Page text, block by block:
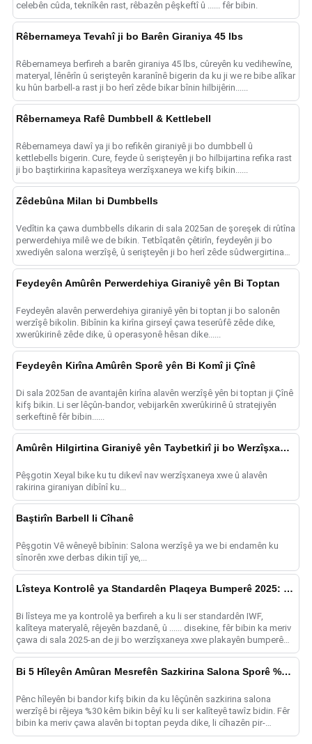
celebên cûda, teknîkên rast, rêbazên pêşkeftî û ...... fêr bibin.
Rêbernameya Tevahî ji bo Barên Giraniya 45 lbs
Rêbernameya berfireh a barên giraniya 45 lbs, cûreyên ku vedihewîne,
materyal, lênêrîn û serişteyên karanînê bigerin da ku ji we re bibe alîkar
ku hûn barbell-a rast ji bo herî zêde bikar bînin hilbijêrin......
Rêbernameya Rafê Dumbbell & Kettlebell
Rêbernameya dawî ya ji bo refikên giraniyê ji bo dumbbell û
kettlebells bigerin. Cure, feyde û serişteyên ji bo hilbijartina refika rast
ji bo baştirkirina kapasîteya werzîşxaneya we kifş bikin......
Zêdebûna Milan bi Dumbbells
Vedîtin ka çawa dumbbells dikarin di sala 2025an de şoreşek di rûtîna
perwerdehiya milê we de bikin. Tetbîqatên çêtirîn, feydeyên ji bo
xwediyên salona werzîşê, û serişteyên ji bo herî zêde sûdwergirtina
we bigerin......
Feydeyên Amûrên Perwerdehiya Giraniyê yên Bi Toptan
Feydeyên alavên perwerdehiya giraniyê yên bi toptan ji bo salonên
werzîşê bikolin. Bibînin ka kirîna girseyî çawa teserûfê zêde dike,
xwerûkirinê zêde dike, û operasyonê hêsan dike......
Feydeyên Kirîna Amûrên Sporê yên Bi Komî ji Çînê
Di sala 2025an de avantajên kirîna alavên werzîşê yên bi toptan ji Çînê
kifş bikin. Li ser lêçûn-bandor, vebijarkên xwerûkirinê û stratejiyên
serkeftinê fêr bibin......
Amûrên Hilgirtina Giraniyê yên Taybetkirî ji bo Werzîşxaneyan
Pêşgotin Xeyal bike ku tu dikevî nav werzîşxaneya xwe û alavên
rakirina giraniyan dibînî ku...
Baştirîn Barbell li Cîhanê
Pêşgotin Vê wêneyê bibînin: Salona werzîşê ya we bi endamên ku
sînorên xwe derbas dikin tijî ye,...
Lîsteya Kontrolê ya Standardên Plaqeya Bumperê 2025: Serişteyên Kalîteyê
Bi lîsteya me ya kontrolê ya berfireh a ku li ser standardên IWF,
kalîteya materyalê, rêjeyên bazdanê, û ...... disekine, fêr bibin ka meriv
çawa di sala 2025-an de ji bo werzîşxaneya xwe plakayên bumperê
yên çêtirîn hildibijêre.
Bi 5 Hîleyên Amûran Mesrefên Sazkirina Salona Sporê %30 Kêm Bikin
Pênc hîleyên bi bandor kifş bikin da ku lêçûnên sazkirina salona
werzîşê bi rêjeya %30 kêm bikin bêyî ku li ser kalîteyê tawîz bidin. Fêr
bibin ka meriv çawa alavên bi toptan peyda dike, li cîhazên pir-
fonksiyonel veberhênanê dike......